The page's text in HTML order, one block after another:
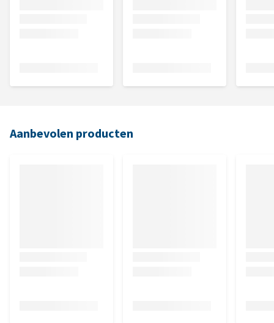
Aanbevolen producten